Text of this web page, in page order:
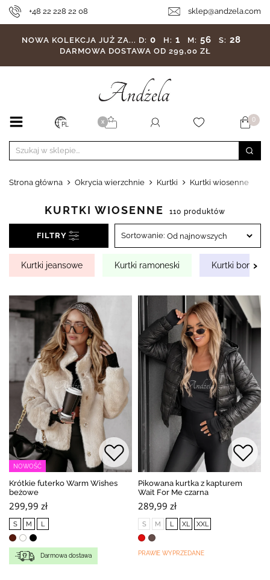
+48 22 228 22 08 sklep@andzela.com
NOWA KOLEKCJA JUŻ ZA... D: 0 H: 1 M: 56 S: 26
DARMOWA DOSTAWA OD 299,00 ZŁ
PL X 0
Strona główna Okrycia wierzchnie Kurtki Kurtki wiosenne
KURTKI WIOSENNE 110 produktów
FILTRY Sortowanie:
Kurtki jeansowe Kurtki ramoneski Kurtki ›
NOWOŚĆ
Krótkie futerko Warm Wishes
beżowe
299,99 zł
S M L
Darmowa dostawa
Pikowana kurtka z kapturem
Wait For Me czarna
289,99 zł
S M L XL XXL
PRAWIE WYPRZEDANE